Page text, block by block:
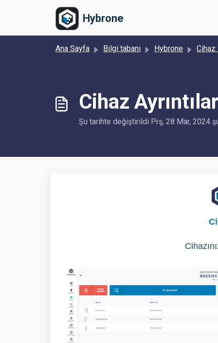
Hybrone
Ana Sayfa Bilgi tabanı Hybrone Cihaz
Cihaz
Şu tarihte değiştirildi Prş, 28 Mar, 2024